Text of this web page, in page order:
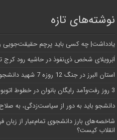
نوشته‌های تازه
یادداشت| ‌چه کسی باید پرچم حقیقت‌جویی
اَبَر‌ویلای شخص ذی‌نفوذ در حاشیه‌ رود
استان البرز در جنگ 12 روزه 7 شهید دانشجو تقدیم انقلاب کرد
3 روز رفت‌وآمد رایگان بانوان در خطوط اتوبوسرانی شهری کرج
دانشجو باید به دور از سیاست‌زدگی، به
شاخصه‌های بارز دانشجوی تمام‌عیار از زبان
انقلاب کیست؟